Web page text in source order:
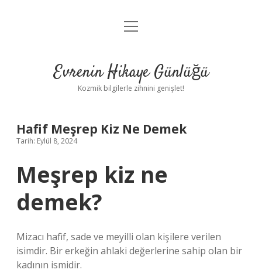
Anasayfa
Yasal Uyarı
menüyü
Evrenin Hikaye Günlüğü
Kozmik bilgilerle zihnini genişlet!
Hafif Meşrep Kiz Ne Demek
Tarih: Eylül 8, 2024
Meşrep kiz ne
demek?
Mizacı hafif, sade ve meyilli olan kişilere verilen
isimdir. Bir erkeğin ahlaki değerlerine sahip olan bir
kadının ismidir.